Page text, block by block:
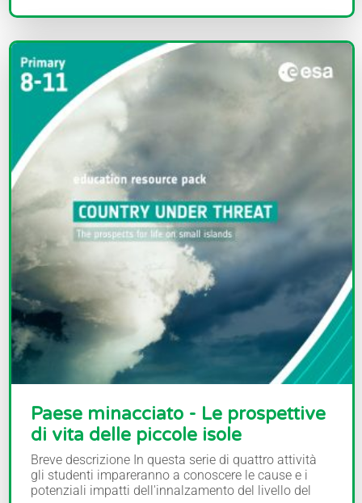
Paese minacciato - Le prospettive
di vita delle piccole isole
Breve descrizione In questa serie di quattro attività
gli studenti impareranno a conoscere le cause e i
potenziali impatti dell'innalzamento del livello del